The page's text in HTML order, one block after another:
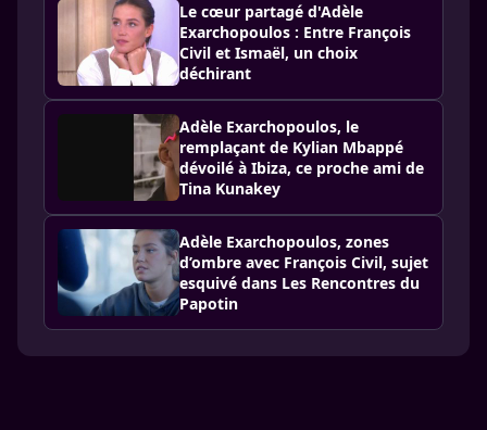
Le cœur partagé d'Adèle
Exarchopoulos : Entre François
Civil et Ismaël, un choix
déchirant
Adèle Exarchopoulos, le
remplaçant de Kylian Mbappé
dévoilé à Ibiza, ce proche ami de
Tina Kunakey
Adèle Exarchopoulos, zones
d’ombre avec François Civil, sujet
esquivé dans Les Rencontres du
Papotin